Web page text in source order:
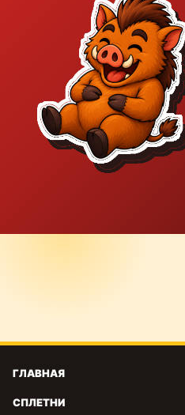
ГЛАВНАЯ
СПЛЕТНИ